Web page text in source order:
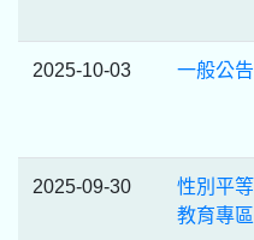
2025-10-03 一般公告
2025-09-30
性別平等
教育專區